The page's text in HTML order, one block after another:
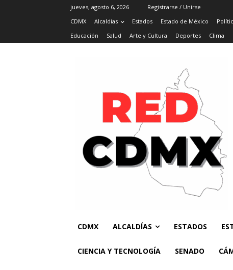
jueves, agosto 6, 2026
Registrarse / Unirse
CDMX
Alcaldías Estados Estado de México
Educación
Salud Arte y Cultura Deportes Clima
CDMX ALCALDÍAS ESTADOS
CIENCIA Y TECNOLOGÍA SENADO